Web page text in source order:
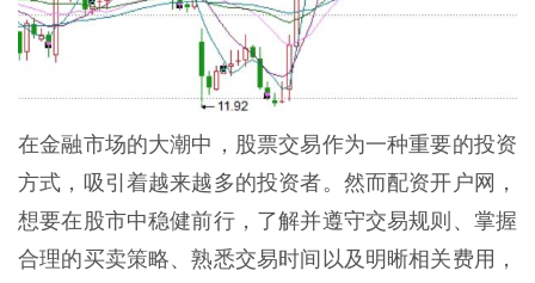
在金融市场的大潮中，股票交易作为一种重要的投资
方式，吸引着越来越多的投资者。然而配资开户网，
想要在股市中稳健前行，了解并遵守交易规则、掌握
合理的买卖策略、熟悉交易时间以及明晰相关费用，